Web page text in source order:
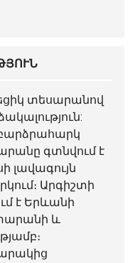
տեսարանով
գտնվում է
լավագույն
Արգիշտի
է Երևանի
և